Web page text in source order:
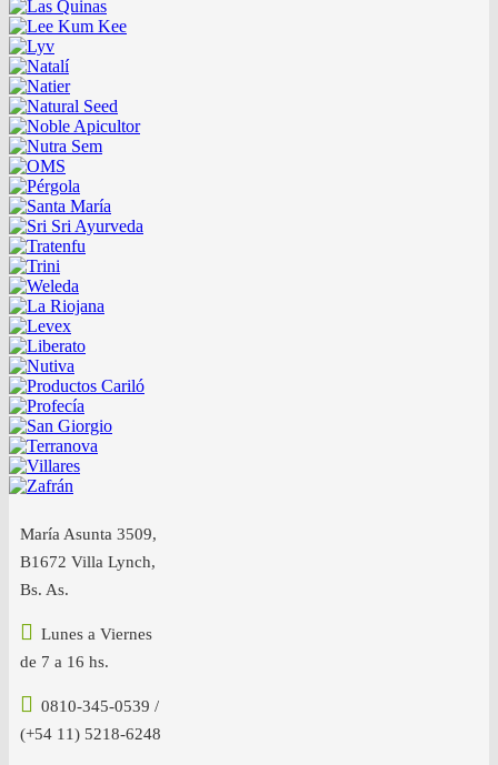
María Asunta 3509,
B1672 Villa Lynch,
Bs. As.
Lunes a Viernes
de 7 a 16 hs.
0810-345-0539 /
(+54 11) 5218-6248